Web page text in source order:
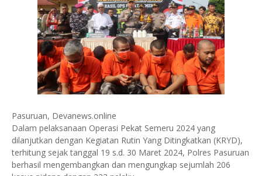
Pasuruan, Devanews.online
Dalam pelaksanaan Operasi Pekat Semeru 2024 yang
dilanjutkan dengan Kegiatan Rutin Yang Ditingkatkan (KRYD),
terhitung sejak tanggal 19 s.d. 30 Maret 2024, Polres Pasuruan
berhasil mengembangkan dan mengungkap sejumlah 206